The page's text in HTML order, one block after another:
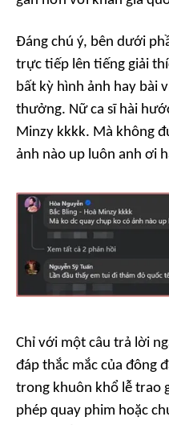
Đáng chú ý, bên dưới
trực tiếp lên tiếng giải
bất kỳ hình ảnh hay bài
thưởng. Nữ ca sĩ hài
Minzy kkkk. Mà không
ảnh nào up luôn anh ơi
Chỉ với một câu trả lời
đáp thắc mắc của đông
trong khuôn khổ lễ trao
phép quay phim hoặc